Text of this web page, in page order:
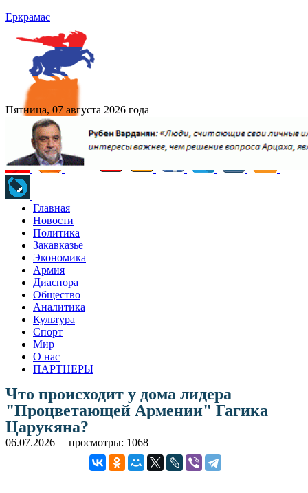
Еркрамас
Пятница, 07 августа 2026 года
Главная
Новости
Политика
Закавказье
Экономика
Армия
Диаспора
Общество
Аналитика
Культура
Спорт
Мир
О нас
ПАРТНЕРЫ
Что происходит у дома лидера
"Процветающей Армении" Гагика
Царукяна?
06.07.2026 просмотры: 1068